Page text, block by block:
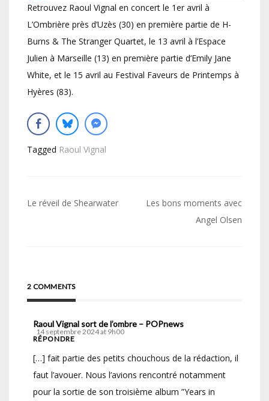
Retrouvez Raoul Vignal en concert le 1er avril à
L’Ombrière près d’Uzès (30) en première partie de H-
Burns & The Stranger Quartet, le 13 avril à l’Espace
Julien à Marseille (13) en première partie d’Emily Jane
White, et le 15 avril au Festival Faveurs de Printemps à
Hyères (83).
Tagged Raoul Vignal
Navigation
Le réveil de Shearwater
Les bons moments avec
Angel Olsen
2 COMMENTS
Raoul Vignal sort de l’ombre – POPnews
14 septembre 2024 at 9h00
RÉPONDRE
[…] fait partie des petits chouchous de la rédaction, il
faut l’avouer. Nous l’avions rencontré notamment
pour la sortie de son troisième album ”Years in